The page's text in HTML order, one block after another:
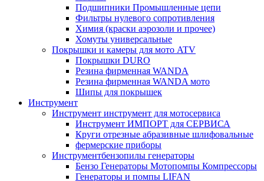
Подшипники Промышленные цепи
Фильтры нулевого сопротивления
Химия (краски аэрозоли и прочее)
Хомуты универсальные
Покрышки и камеры для мото ATV
Покрышки DURO
Резина фирменная WANDA
Резина фирменная WANDA мото
Шипы для покрышек
Инструмент
Инструмент инструмент для мотосервиса
Инструмент ИМПОРТ для СЕРВИСА
Круги отрезные абразивные шлифовальные
фермерские приборы
Инструментбензопилы генераторы
Бензо Генераторы Мотопомпы Компрессоры
Генераторы и помпы LIFAN